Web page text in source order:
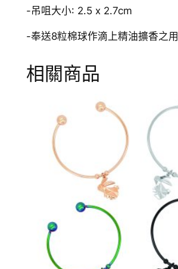
-吊咀大小: 2.5 x 2.7cm
-奉送8粒棉球作滴上精油擴香之用
相關商品